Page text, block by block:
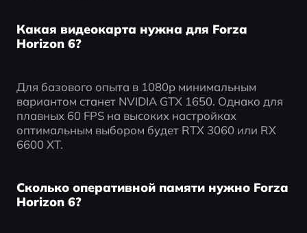
Какая видеокарта нужна для Forza
Horizon 6?
Для базового опыта в 1080p минимальным
вариантом станет NVIDIA GTX 1650. Однако для
плавных 60 FPS на высоких настройках
оптимальным выбором будет RTX 3060 или RX
6600 XT.
Сколько оперативной памяти нужно Forza
Horizon 6?